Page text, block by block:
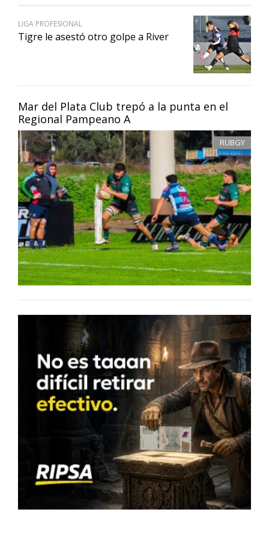
Mar del Plata Club trepó a la punta en el
Regional Pampeano A
RUBGY
LIGA PROFESIONAL
Tigre le asestó otro golpe a River